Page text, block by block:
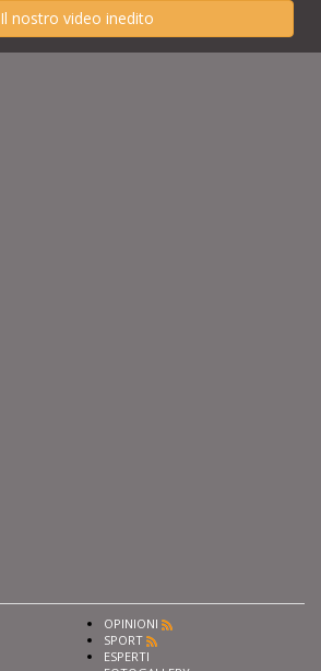
Il nostro video inedito
OPINIONI
SPORT
ESPERTI